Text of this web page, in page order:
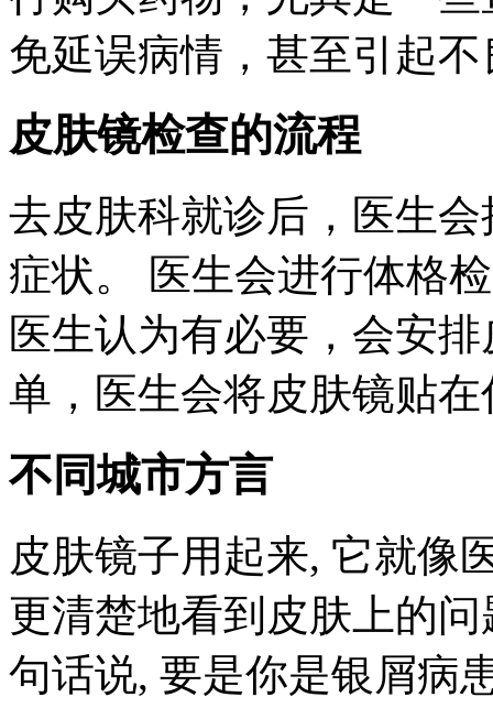
免延误病情，甚至引起
皮肤镜检查的流程
去皮肤科就诊后，医生
症状。 医生会进行体格
医生认为有必要，会安
单，医生会将皮肤镜贴
不同城市方言
皮肤镜子用起来, 它就像
更清楚地看到皮肤上的
句话说, 要是你是银屑病